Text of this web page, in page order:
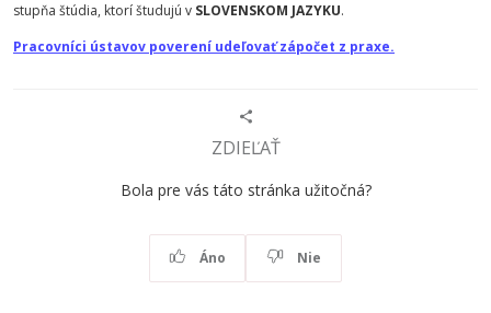
stupňa štúdia, ktorí študujú v SLOVENSKOM JAZYKU.
Pracovníci ústavov poverení udeľovať zápočet z praxe.
ZDIEĽAŤ
Bola pre vás táto stránka užitočná?
Áno Nie